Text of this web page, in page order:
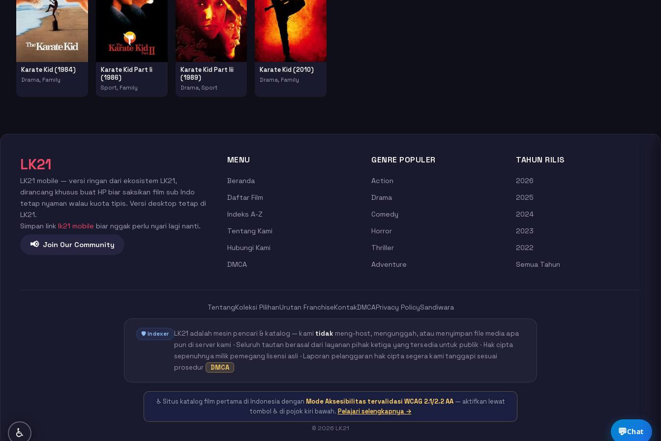
Karate Kid (1984)
Drama, Family
Karate Kid Part Ii
(1986)
Sport, Family
Karate Kid Part Iii
(1989)
Drama, Sport
Karate Kid (2010)
Drama, Family
LK21
LK21 mobile — versi ringan dari ekosistem LK21,
dirancang khusus buat HP biar saksikan film sub Indo
tetap nyaman walau kuota tipis. Versi desktop tetap di
LK21.
Simpan link lk21 mobile biar nggak perlu nyari lagi nanti.
📢 Join Our Community
MENU
Beranda
Daftar Film
Indeks A-Z
Tentang Kami
Hubungi Kami
DMCA
GENRE POPULER
Action
Drama
Comedy
Horror
Thriller
Adventure
TAHUN RILIS
2026
2025
2024
2023
2022
Semua Tahun
TentangKoleksi PilihanUrutan FranchiseKontakDMCAPrivacy PolicySandiwara
🛡️ Indexer LK21 adalah mesin pencari & katalog — kami tidak meng-host, mengunggah, atau menyimpan file media apa
pun di server kami · Seluruh tautan berasal dari layanan pihak ketiga yang tersedia untuk publik · Hak cipta
sepenuhnya milik pemegang lisensi asli · Laporan pelanggaran hak cipta segera kami tanggapi sesuai
prosedur
DMCA
♿ Situs katalog film pertama di Indonesia dengan Mode Aksesibilitas tervalidasi WCAG 2.1/2.2 AA— aktifkan lewat
tombol ♿ di pojok kiri bawah. Pelajari selengkapnya →
© 2026 LK21 💬Chat
♿